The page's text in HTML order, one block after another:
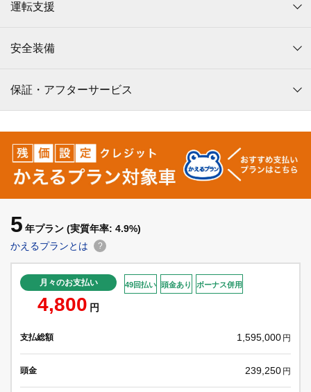
運転支援
安全装備
保証・アフターサービス
5 年プラン (実質年率: 4.9%)
かえるプランとは
?
月々のお支払い
4,800 円
49回払い 頭金あり ボーナス併用
支払総額 1,595,000 円
頭金 239,250 円